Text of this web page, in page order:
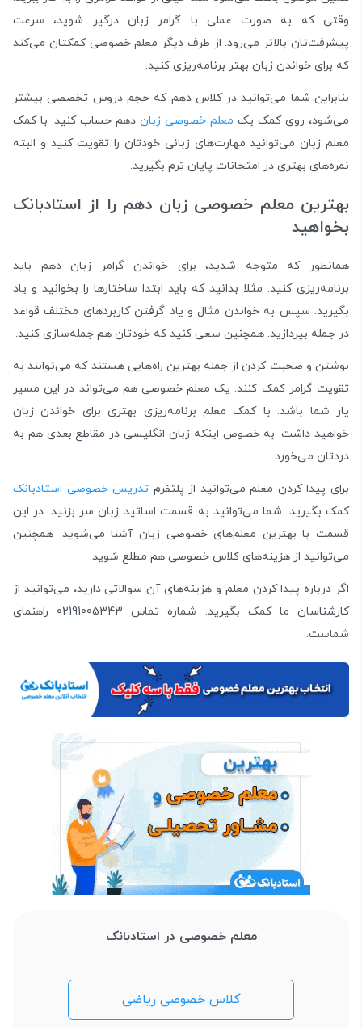
وقتی که به صورت عملی با گرامر زبان درگیر شوید، سرعت
پیشرفت‌تان بالاتر می‌رود. از طرف دیگر معلم خصوصی کمکتان می‌کند
که برای خواندن زبان بهتر برنامه‌ریزی کنید.
بنابراین شما می‌توانید در کلاس دهم که حجم دروس تخصصی بیشتر
می‌شود، روی کمک یک معلم خصوصی زبان دهم حساب کنید. با کمک
معلم زبان می‌توانید مهارت‌های زبانی خودتان را تقویت کنید و البته
نمره‌های بهتری در امتحانات پایان ترم بگیرید.
بهترین معلم خصوصی زبان دهم را از استادبانک
بخواهید
همانطور که متوجه شدید، برای خواندن گرامر زبان دهم باید
برنامه‌ریزی کنید. مثلا بدانید که باید ابتدا ساختارها را بخوانید و یاد
بگیرید. سپس به خواندن مثال و یاد گرفتن کاربردهای مختلف قواعد
در جمله بپردازید. همچنین سعی کنید که خودتان هم جمله‌سازی کنید.
نوشتن و صحبت کردن از جمله بهترین راه‌هایی هستند که می‌توانند به
تقویت گرامر کمک کنند. یک معلم خصوصی هم می‌تواند در این مسیر
یار شما باشد. با کمک معلم برنامه‌ریزی بهتری برای خواندن زبان
خواهید داشت. به خصوص اینکه زبان انگلیسی در مقاطع بعدی هم به
دردتان می‌خورد.
برای پیدا کردن معلم می‌توانید از پلتفرم تدریس خصوصی استادبانک
کمک بگیرید. شما می‌توانید به قسمت اساتید زبان سر بزنید. در این
قسمت با بهترین معلم‌های خصوصی زبان آشنا می‌شوید. همچنین
می‌توانید از هزینه‌های کلاس خصوصی هم مطلع شوید.
اگر درباره پیدا کردن معلم و هزینه‌های آن سوالاتی دارید، می‌توانید از
کارشناسان ما کمک بگیرید. شماره تماس 02191005343 راهنمای
شماست.
معلم خصوصی در استادبانک
کلاس خصوصی ریاضی